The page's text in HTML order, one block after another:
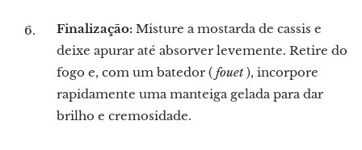
Finalização: Misture a mostarda de cassis e
deixe apurar até absorver levemente. Retire do
fogo e, com um batedor ( fouet), incorpore
rapidamente uma manteiga gelada para dar
brilho e cremosidade.